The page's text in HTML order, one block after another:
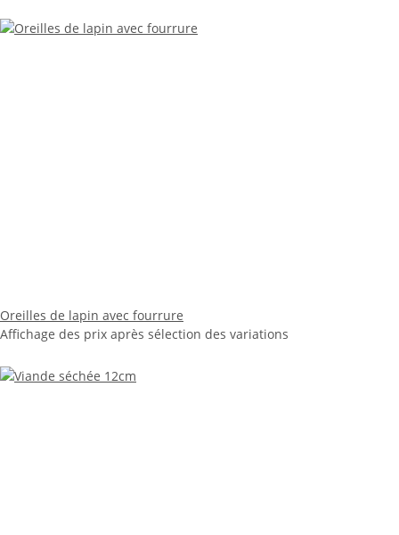
Oreilles de lapin avec fourrure
Affichage des prix après sélection des variations